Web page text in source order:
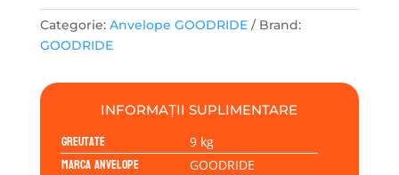
Categorie: Anvelope GOODRIDE
Brand:
GOODRIDE
INFORMAȚII SUPLIMENTARE
Greutate 9 kg
Marca anvelope GOODRIDE